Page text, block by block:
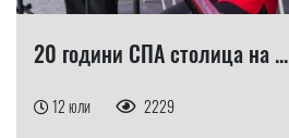
20 години СПА столица на ...
12 юли 2229